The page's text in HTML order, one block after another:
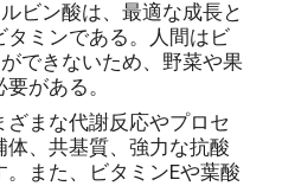
ビン酸は、最適な成長と
ミンである。人間はビ
できないため、野菜や果
がある。
まな代謝反応やプロセ
体、共基質、強力な抗酸
また、ビタミンEや葉酸